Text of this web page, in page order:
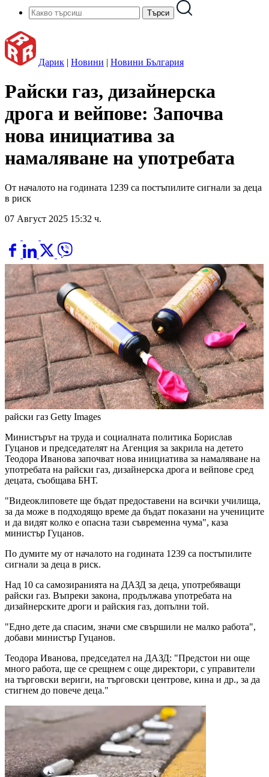
Дарик | Новини | Новини България
Райски газ, дизайнерска
дрога и вейпове: Започва
нова инициатива за
намаляване на употребата
От началото на годината 1239 са постъпилите сигнали за деца
в риск
07 Август 2025 15:32 ч.
райски газ Getty Images
Министърът на труда и социалната политика Борислав
Гуцанов и председателят на Агенция за закрила на детето
Теодора Иванова започват нова инициатива за намаляване на
употребата на райски газ, дизайнерска дрога и вейпове сред
децата, съобщава БНТ.
"Видеоклиповете ще бъдат предоставени на всички училища,
за да може в подходящо време да бъдат показани на учениците
и да видят колко е опасна тази съвременна чума", каза
министър Гуцанов.
По думите му от началото на годината 1239 са постъпилите
сигнали за деца в риск.
Над 10 са самозиранията на ДАЗД за деца, употребяващи
райски газ. Въпреки закона, продължава употребата на
дизайнерските дроги и райския газ, допълни той.
"Едно дете да спасим, значи сме свършили не малко работа",
добави министър Гуцанов.
Теодора Иванова, председател на ДАЗД: "Предстои ни още
много работа, ще се срещнем с още директори, с управители
на търговски вериги, на търговски центрове, кина и др., за да
стигнем до повече деца."